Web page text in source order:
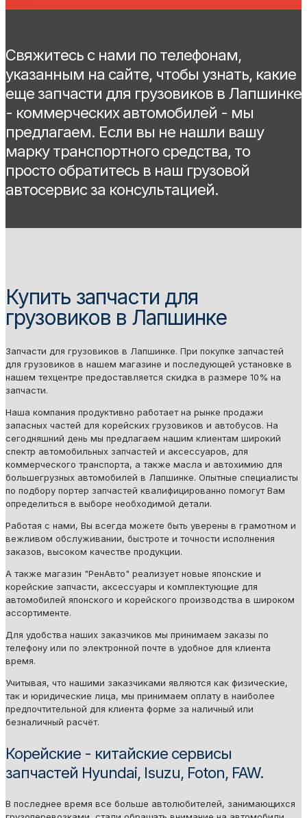
Свяжитесь с нами по телефонам,
указанным на сайте, чтобы узнать, какие
еще запчасти для грузовиков в Лапшинке
- коммерческих автомобилей - мы
предлагаем. Если вы не нашли вашу
марку транспортного средства, то
просто обратитесь в наш грузовой
автосервис за консультацией.
Купить запчасти для
грузовиков в Лапшинке
Запчасти для грузовиков в Лапшинке. При покупке запчастей
для грузовиков в нашем магазине и последующей установке в
нашем техцентре предоставляется скидка в размере 10% на
запчасти.
Наша компания продуктивно работает на рынке продажи
запасных частей для корейских грузовиков и автобусов. На
сегодняшний день мы предлагаем нашим клиентам широкий
спектр автомобильных запчастей и аксессуаров, для
коммерческого транспорта, а также масла и автохимию для
большегрузных автомобилей в Лапшинке. Опытные специалисты
по подбору портер запчастей квалифицированно помогут Вам
определиться в выборе необходимой детали.
Работая с нами, Вы всегда можете быть уверены в грамотном и
вежливом обслуживании, быстроте и точности исполнения
заказов, высоком качестве продукции.
А также магазин "РенАвто" реализует новые японские и
корейские запчасти, аксессуары и комплектующие для
автомобилей японского и корейского производства в широком
ассортименте.
Для удобства наших заказчиков мы принимаем заказы по
телефону или по электронной почте в удобное для клиента
время.
Учитывая, что нашими заказчиками являются как физические,
так и юридические лица, мы принимаем оплату в наиболее
предпочтительной для клиента форме за наличный или
безналичный расчёт.
Корейские - китайские сервисы
запчастей Hyundai, Isuzu, Foton, FAW.
В последнее время все больше автолюбителей, занимающихся